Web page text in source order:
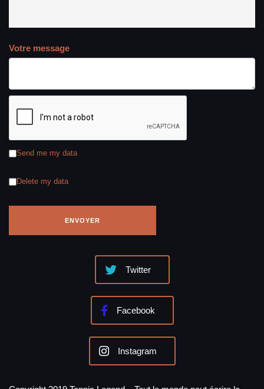
Votre message
Send me my data
Delete my data
Twitter
Facebook
Instagram